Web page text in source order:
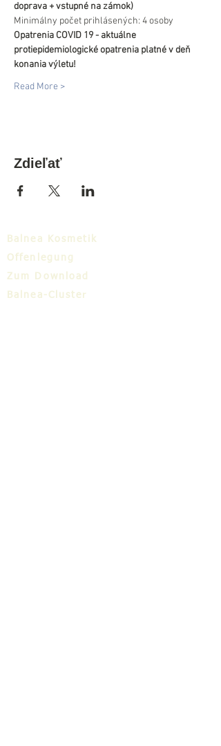
doprava + vstupné na zámok)
Minimálny počet prihlásených: 4 osoby
Opatrenia COVID 19 - aktuálne
protiepidemiologické opatrenia platné v deň
konania výletu!
Read More >
Zdieľať
Balnea Kosmetik
Offenlegung
Zum Download
Balnea-Cluster